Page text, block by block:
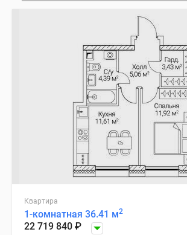
Квартира
1-комнатная 36.41 м2
22 719 840 ₽